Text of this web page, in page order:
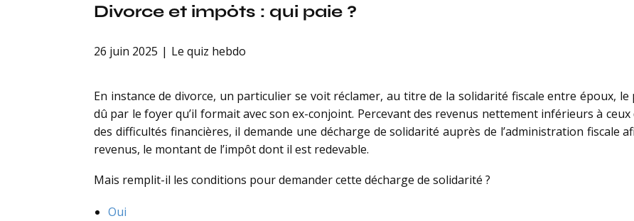
Divorce et impôts : qui paie ?
26 juin 2025 Le quiz hebdo
En instance de divorce, un particulier se voit réclamer, au titre de la solidarité fiscale entre époux,
dû par le foyer qu’il formait avec son ex-conjoint. Percevant des revenus nettement inférieurs à
des difficultés financières, il demande une décharge de solidarité auprès de l’administration fiscale
revenus, le montant de l’impôt dont il est redevable.
Mais remplit-il les conditions pour demander cette décharge de solidarité ?
Oui